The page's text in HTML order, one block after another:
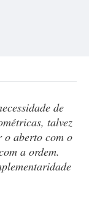
de
talvez
aberto com o
a ordem.